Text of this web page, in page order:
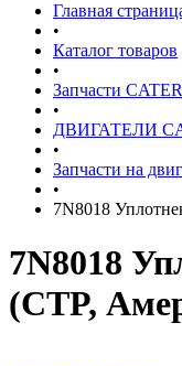
Главная
•
Каталог товаров
•
Запчасти
•
ДВИГАТЕЛИ
•
Запчасти на
•
7N8018
7N8018
(CTP,